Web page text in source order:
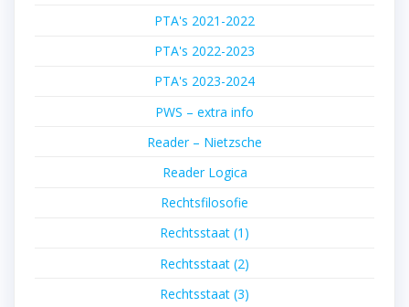
PTA's 2021-2022
PTA's 2022-2023
PTA's 2023-2024
PWS – extra info
Reader – Nietzsche
Reader Logica
Rechtsfilosofie
Rechtsstaat (1)
Rechtsstaat (2)
Rechtsstaat (3)